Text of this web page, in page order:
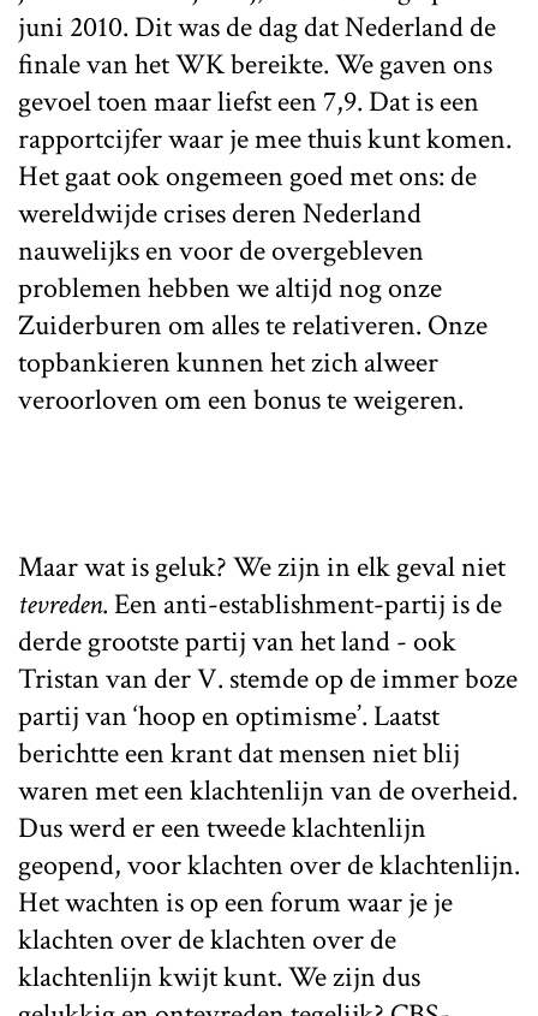
juni 2010. Dit was de dag dat Nederland de
finale van het WK bereikte. We gaven ons
gevoel toen maar liefst een 7,9. Dat is een
rapportcijfer waar je mee thuis kunt komen.
Het gaat ook ongemeen goed met ons: de
wereldwijde crises deren Nederland
nauwelijks en voor de overgebleven
problemen hebben we altijd nog onze
Zuiderburen om alles te relativeren. Onze
topbankieren kunnen het zich alweer
veroorloven om een bonus te weigeren.
Maar wat is geluk? We zijn in elk geval niet
tevreden. Een anti-establishment-partij is de
derde grootste partij van het land - ook
Tristan van der V. stemde op de immer boze
partij van ‘hoop en optimisme’. Laatst
berichtte een krant dat mensen niet blij
waren met een klachtenlijn van de overheid.
Dus werd er een tweede klachtenlijn
geopend, voor klachten over de klachtenlijn.
Het wachten is op een forum waar je je
klachten over de klachten over de
klachtenlijn kwijt kunt. We zijn dus